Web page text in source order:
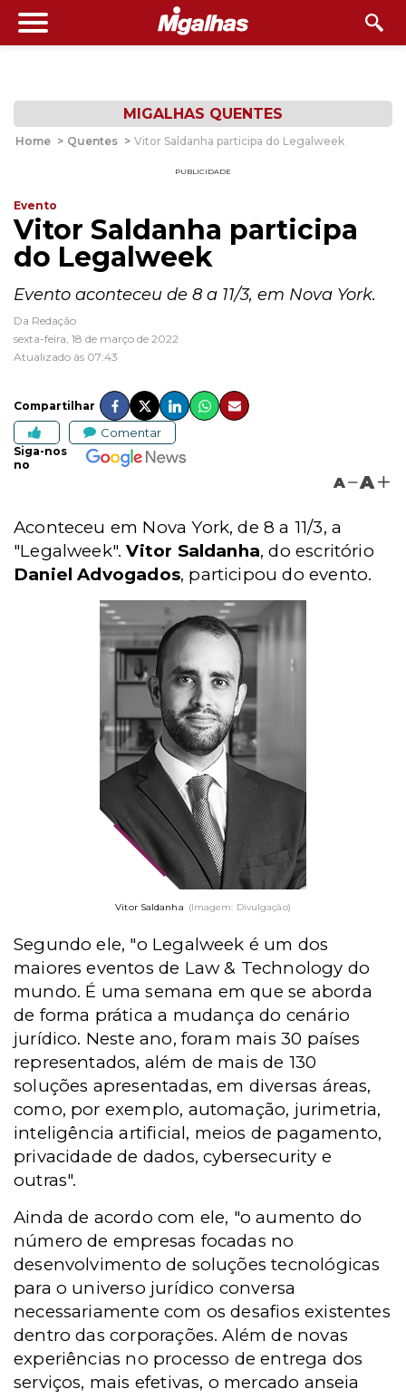
MIGALHAS QUENTES
Home > Quentes > Vitor Saldanha participa do Legalweek
PUBLICIDADE
Evento
Vitor Saldanha participa
do Legalweek
Evento aconteceu de 8 a 11/3, em Nova York.
Da Redação
sexta-feira, 18 de março de 2022
Atualizado às 07:43
Compartilhar
Comentar
Siga-nos
no
A A
Aconteceu em Nova York, de 8 a 11/3, a
"Legalweek".Vitor Saldanha, do escritório
Daniel Advogados, participou do evento.
Vitor Saldanha (Imagem: Divulgação)
Segundo ele, "o Legalweek é um dos
maiores eventos de Law & Technology do
mundo. É uma semana em que se aborda
de forma prática a mudança do cenário
jurídico. Neste ano, foram mais 30 países
representados, além de mais de 130
soluções apresentadas, em diversas áreas,
como, por exemplo, automação, jurimetria,
inteligência artificial, meios de pagamento,
privacidade de dados, cybersecurity e
outras".
Ainda de acordo com ele, "o aumento do
número de empresas focadas no
desenvolvimento de soluções tecnológicas
para o universo jurídico conversa
necessariamente com os desafios existentes
dentro das corporações. Além de novas
experiências no processo de entrega dos
serviços, mais efetivas, o mercado anseia